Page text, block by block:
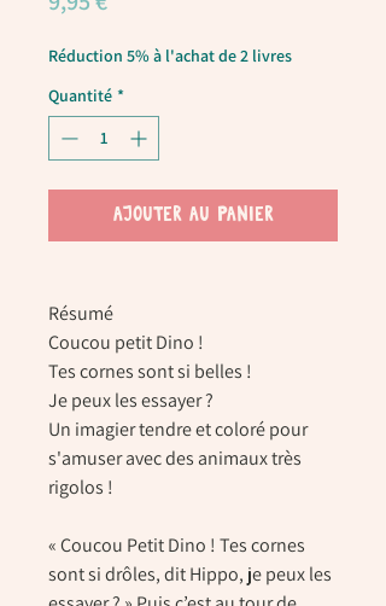
Réduction 5% à l'achat de 2 livres
Quantité *
AJOUTER AU PANIER
Résumé
Coucou petit Dino !
Tes cornes sont si belles !
Je peux les essayer ?
Un imagier tendre et coloré pour
s'amuser avec des animaux très
rigolos !
« Coucou Petit Dino ! Tes cornes
sont si drôles, dit Hippo, je peux les